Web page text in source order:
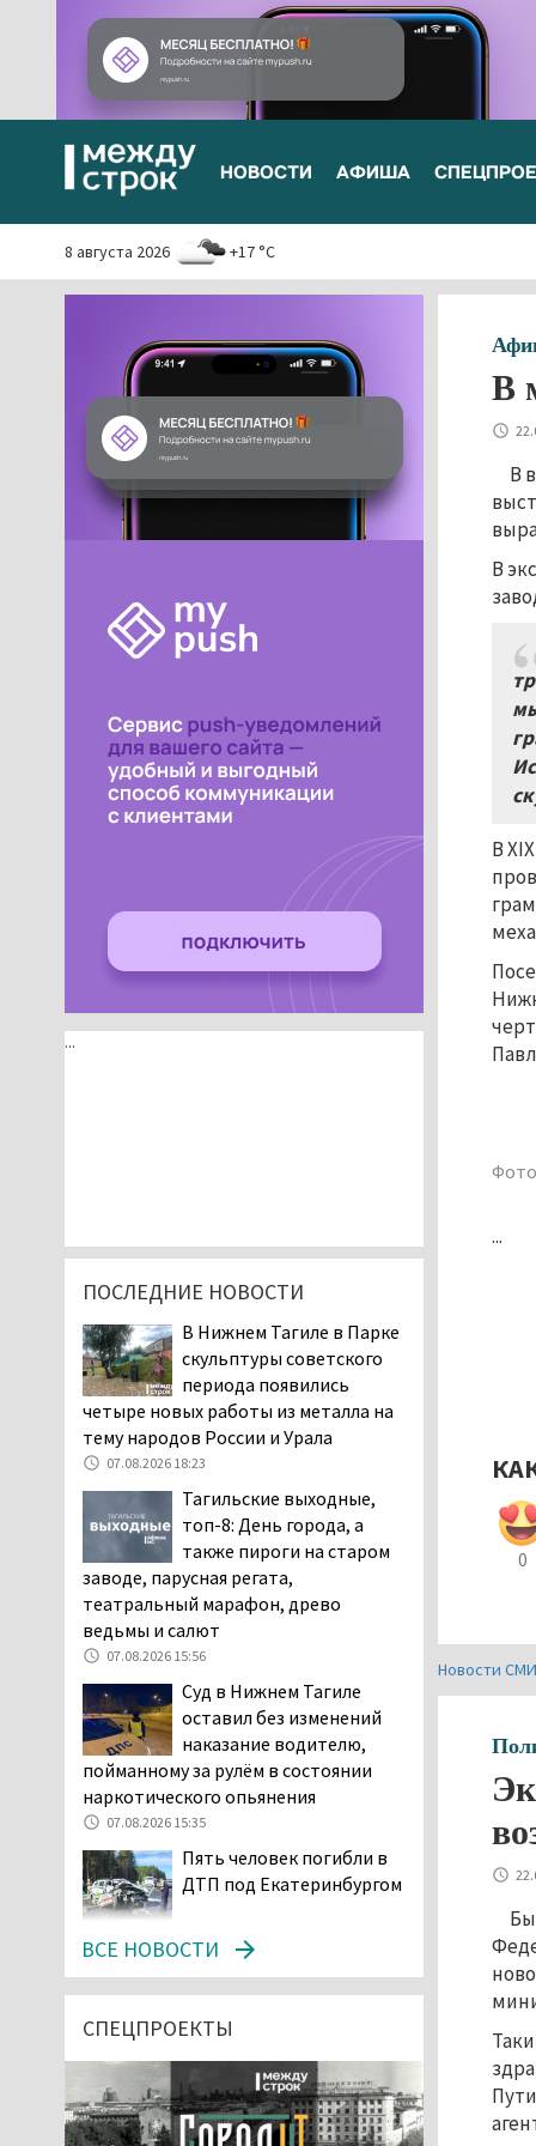
НОВОСТИ АФИША
8 августа 2026 +17 °C
В
В
В
В
...
0
Новости
...
ПОСЛЕДНИЕ НОВОСТИ
В Нижнем Тагиле в Парке
скульптуры советского
периода появились
четыре новых работы из металла на
тему народов России и Урала
07.08.2026 18:23
Тагильские выходные,
топ-8: День города, а
также пироги на старом
заводе, парусная регата,
театральный марафон, древо
ведьмы и салют
07.08.2026 15:56
Суд в Нижнем Тагиле
оставил без изменений
наказание водителю,
пойманному за рулём в состоянии
наркотического опьянения
07.08.2026 15:35
Пять человек погибли в
ДТП под Екатеринбургом
проникли в квартиру
через балкон, чтобы
07.08.2026 14:20
В Красноуральске хитрый
водитель BMW ездил с
ВСЕ НОВОСТИ
СПЕЦПРОЕКТЫ